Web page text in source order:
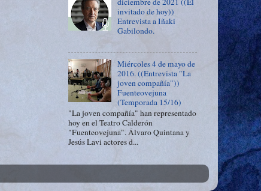
invitado de hoy))
Entrevista a Iñaki
Gabilondo.
Miércoles 4 de mayo de
2016. ((Entrevista "La
joven compañía"))
Fuenteovejuna
(Temporada 15/16)
"La joven compañía" han representado
hoy en el Teatro Calderón
"Fuenteovejuna". Álvaro Quintana y
Jesús Lavi actores d...